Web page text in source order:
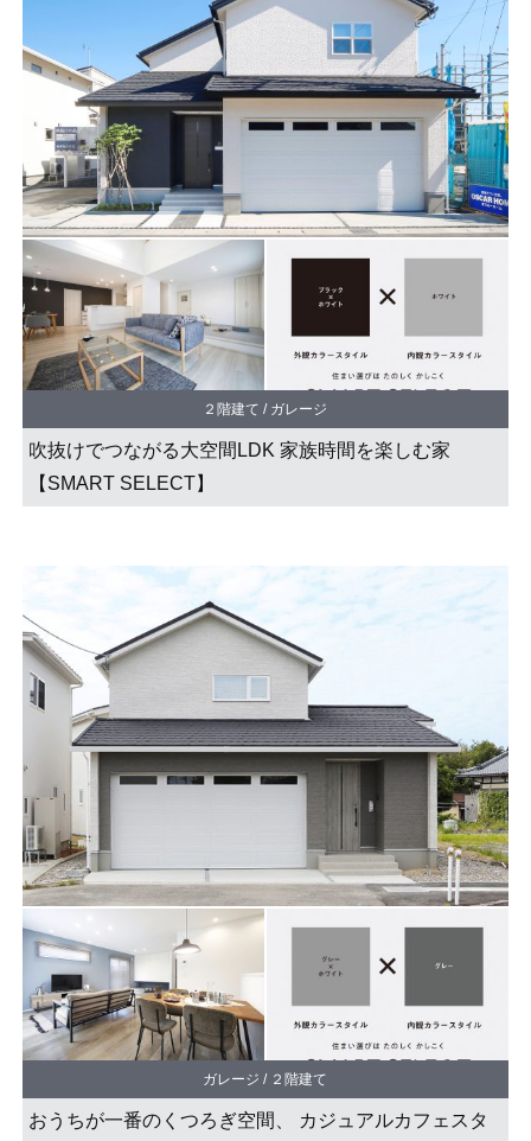
２階建て / ガレージ
吹抜けでつながる大空間LDK 家族時間を楽しむ家
【SMART SELECT】
ガレージ / ２階建て
おうちが一番のくつろぎ空間、 カジュアルカフェスタ